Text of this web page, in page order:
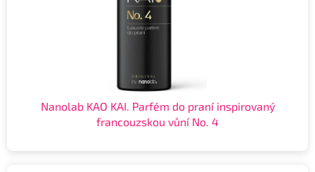
Nanolab KAO KAI. Parfém do praní inspirovaný
francouzskou vůní No. 4